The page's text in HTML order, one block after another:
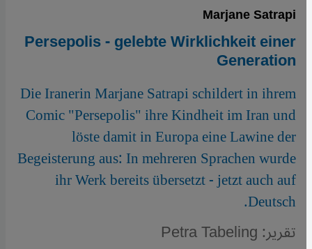
Marjane Satrapi
Persepolis - gelebte Wirklichkeit einer
Generation
Die Iranerin Marjane Satrapi schildert in ihrem
Comic "Persepolis" ihre Kindheit im Iran und
löste damit in Europa eine Lawine der
Begeisterung aus: In mehreren Sprachen wurde
ihr Werk bereits übersetzt - jetzt auch auf
Deutsch.
تقرير: Petra Tabeling